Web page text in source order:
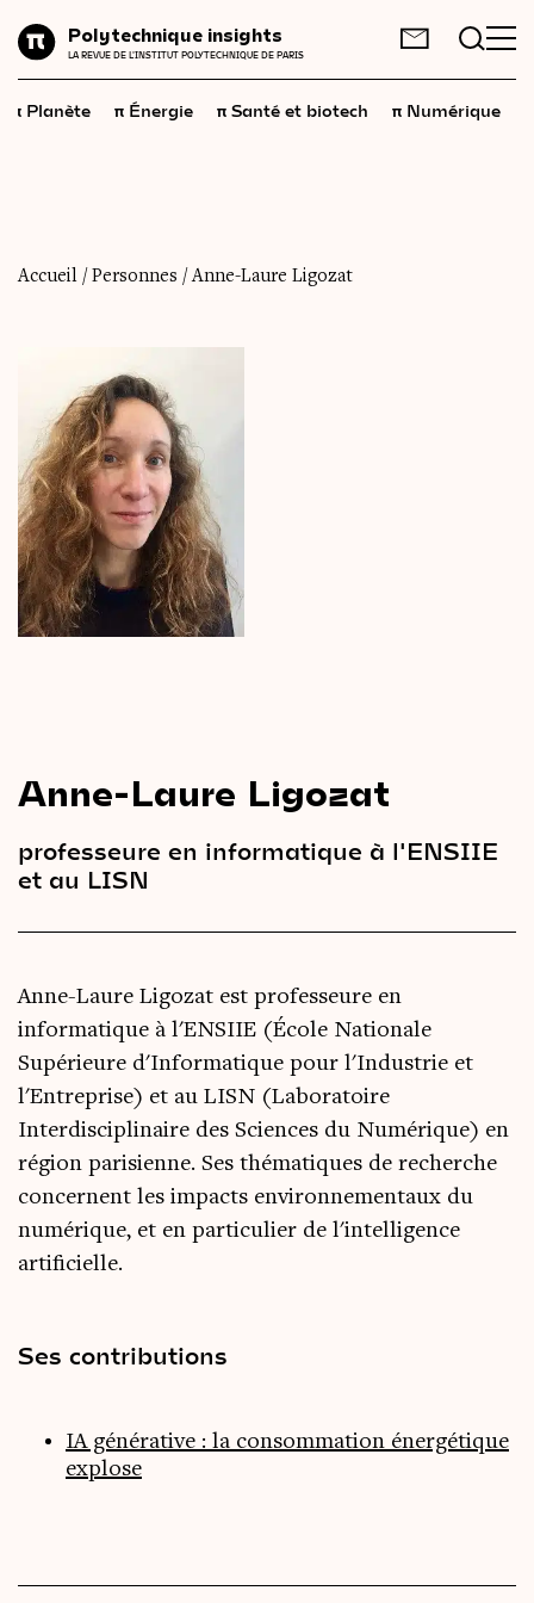
Polytechnique insights
LA REVUE DE L'INSTITUT POLYTECHNIQUE DE PARIS
Énergie
Santé
et biotech
Économie
Science et
Société
Géopolitique
Neurosciences
Le magazine 3,14
Vidéos
& Podcast
FR EN
π Planète π Énergie π Santé et biotech π Numérique
Accueil / Personnes /Anne-Laure Ligozat
Anne-Laure Ligozat
professeure en informatique à l'ENSIIE
et au LISN
Anne-Laure Ligozat est professeure en
informatique à l'ENSIIE (École Nationale
Supérieure d'Informatique pour l'Industrie et
l'Entreprise) et au LISN (Laboratoire
Interdisciplinaire des Sciences du Numérique) en
région parisienne. Ses thématiques de recherche
concernent les impacts environnementaux du
numérique, et en particulier de l'intelligence
artificielle.
Ses contributions
IA générative : la consommation énergétique
explose